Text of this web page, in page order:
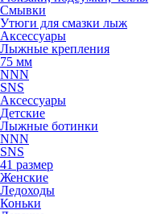
Смывки
Утюги для смазки лыж
Аксессуары
Лыжные крепления
75 мм
NNN
SNS
Аксессуары
Детские
Лыжные ботинки
NNN
SNS
41 размер
Женские
Ледоходы
Коньки